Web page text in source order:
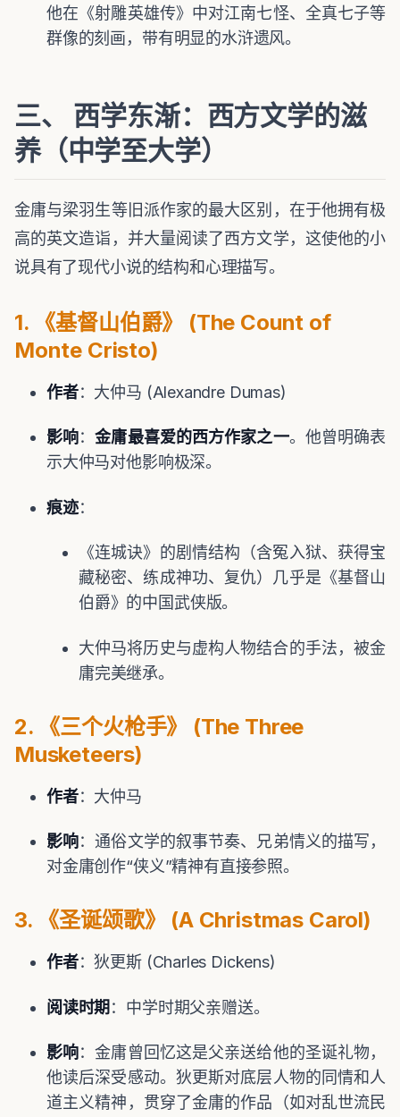
他在《射雕英雄传》中对江南七怪、全真七子等
群像的刻画，带有明显的水浒遗风。
三、 西学东渐：西方文学的滋
养（中学至大学）
金庸与梁羽生等旧派作家的最大区别，在于他拥有极
高的英文造诣，并大量阅读了西方文学，这使他的小
说具有了现代小说的结构和心理描写。
1. 《基督山伯爵》 (The Count of
Monte Cristo)
作者：大仲马 (Alexandre Dumas)
影响：金庸最喜爱的西方作家之一。他曾明确表
示大仲马对他影响极深。
痕迹：
《连城诀》的剧情结构（含冤入狱、获得宝
藏秘密、练成神功、复仇）几乎是《基督山
伯爵》的中国武侠版。
大仲马将历史与虚构人物结合的手法，被金
庸完美继承。
2. 《三个火枪手》 (The Three
Musketeers)
作者：大仲马
影响：通俗文学的叙事节奏、兄弟情义的描写，
对金庸创作“侠义”精神有直接参照。
3. 《圣诞颂歌》 (A Christmas Carol)
作者：狄更斯 (Charles Dickens)
阅读时期 ：中学时期父亲赠送。
影响：金庸曾回忆这是父亲送给他的圣诞礼物，
他读后深受感动。狄更斯对底层人物的同情和人
道主义精神，贯穿了金庸的作品（如对乱世流民